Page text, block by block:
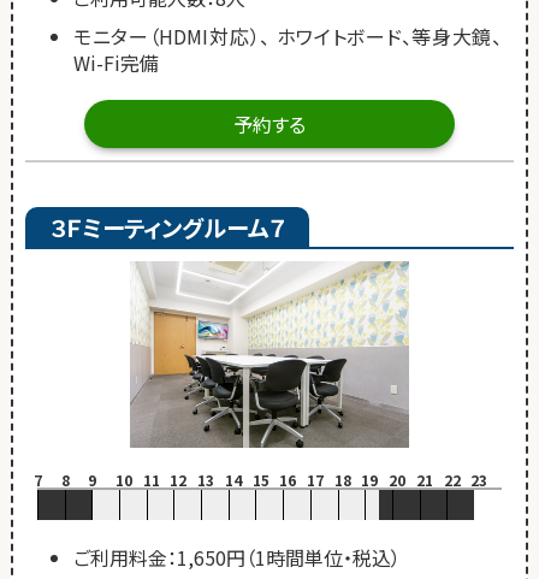
モニター（HDMI対応）、 ホワイトボード、等身大鏡、
Wi-Fi完備
予約する
３Ｆミーティングルーム７
7 8 9 10 11 12 13 14 15 16 17 18 19 20 21 22 23
ご利用料金：1,650円（1時間単位・税込）